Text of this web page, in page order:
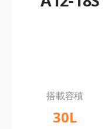
搭載容積
30L